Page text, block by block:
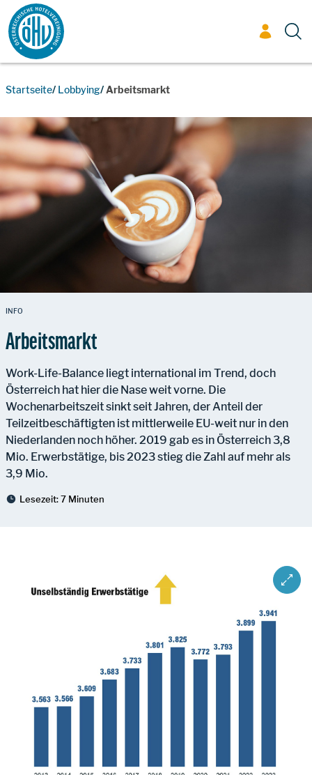
Zum Inhalt
Startseite Lobbying Arbeitsmarkt
INFO
Arbeitsmarkt
Work-Life-Balance liegt international im Trend, doch
Österreich hat hier die Nase weit vorne. Die
Wochenarbeitszeit sinkt seit Jahren, der Anteil der
Teilzeitbeschäftigten ist mittlerweile EU-weit nur in den
Niederlanden noch höher. 2019 gab es in Österreich 3,8
Mio. Erwerbstätige, bis 2023 stieg die Zahl auf mehr als
3,9 Mio.
Lesezeit:7 Minuten
ZOOM